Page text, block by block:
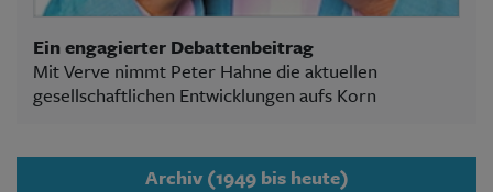
Ein engagierter Debattenbeitrag
Mit Verve nimmt Peter Hahne die aktuellen
gesellschaftlichen Entwicklungen aufs Korn
Archiv (1949 bis heute)